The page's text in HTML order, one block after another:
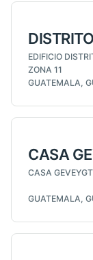
EDIFICIO
ZONA 11
GUATEMALA,
CASA
CASA
GUATEMALA,